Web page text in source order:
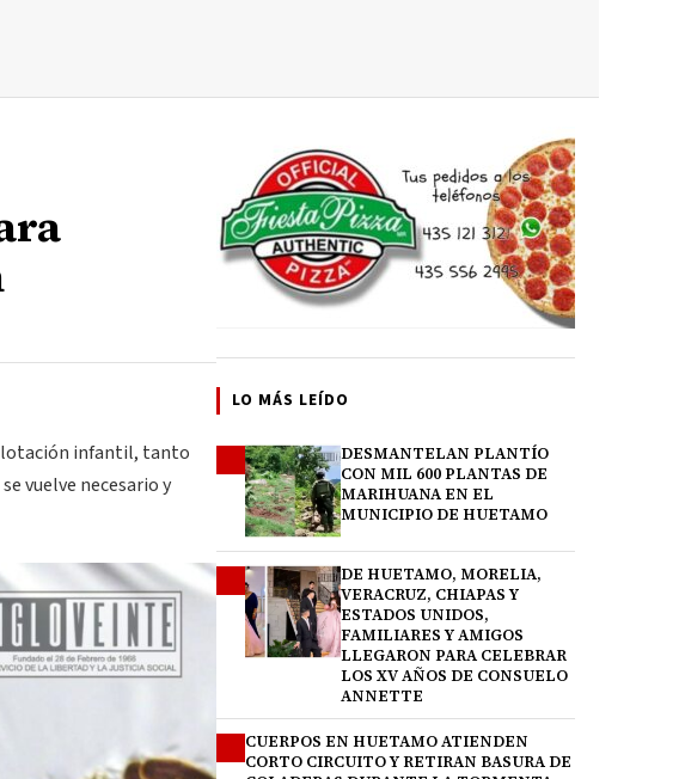
infantil, tanto
vuelve necesario y
LO MÁS LEÍDO
DESMANTELAN PLANTÍO
CON MIL 600 PLANTAS DE
MARIHUANA EN EL
MUNICIPIO DE HUETAMO
DE HUETAMO, MORELIA,
VERACRUZ, CHIAPAS Y
ESTADOS UNIDOS,
FAMILIARES Y AMIGOS
LLEGARON PARA CELEBRAR
LOS XV AÑOS DE CONSUELO
ANNETTE
CUERPOS EN HUETAMO ATIENDEN
CORTO CIRCUITO Y RETIRAN BASURA DE